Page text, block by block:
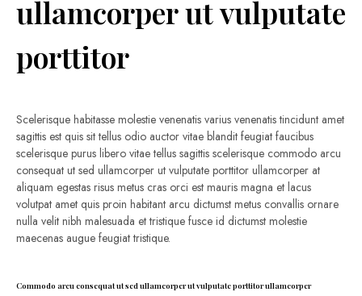
ullamcorper ut vulputate
porttitor
Scelerisque habitasse molestie venenatis varius venenatis tincidunt amet
sagittis est quis sit tellus odio auctor vitae blandit feugiat faucibus
scelerisque purus libero vitae tellus sagittis scelerisque commodo arcu
consequat ut sed ullamcorper ut vulputate porttitor ullamcorper at
aliquam egestas risus metus cras orci est mauris magna et lacus
volutpat amet quis proin habitant arcu dictumst metus convallis ornare
nulla velit nibh malesuada et tristique fusce id dictumst molestie
maecenas augue feugiat tristique.
Commodo arcu consequat ut sed ullamcorper ut vulputate porttitor ullamcorper